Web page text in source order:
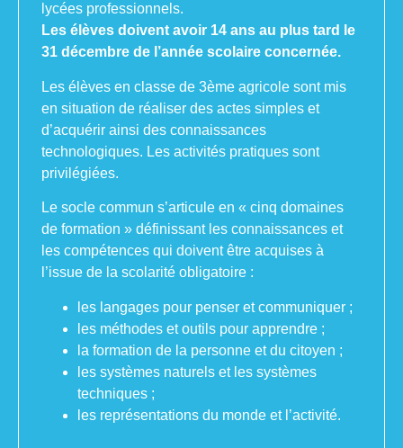
lycées professionnels.
Les élèves doivent avoir 14 ans au plus tard le
31 décembre de l’année scolaire concernée.
Les élèves en classe de 3ème agricole sont mis
en situation de réaliser des actes simples et
d’acquérir ainsi des connaissances
technologiques. Les activités pratiques sont
privilégiées.
Le socle commun s’articule en « cinq domaines
de formation » définissant les connaissances et
les compétences qui doivent être acquises à
l’issue de la scolarité obligatoire :
les langages pour penser et communiquer ;
les méthodes et outils pour apprendre ;
la formation de la personne et du citoyen ;
les systèmes naturels et les systèmes
techniques ;
les représentations du monde et l’activité.